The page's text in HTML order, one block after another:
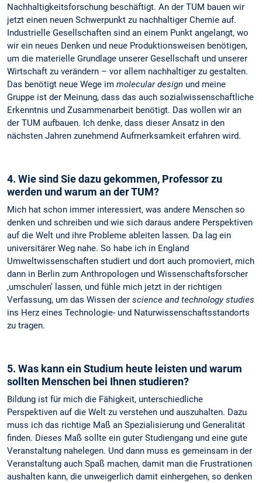
Nachhaltigkeitsforschung beschäftigt. An der TUM bauen wir
jetzt einen neuen Schwerpunkt zu nachhaltiger Chemie auf.
Industrielle Gesellschaften sind an einem Punkt angelangt, wo
wir ein neues Denken und neue Produktionsweisen benötigen,
um die materielle Grundlage unserer Gesellschaft und unserer
Wirtschaft zu verändern – vor allem nachhaltiger zu gestalten.
Das benötigt neue Wege im molecular design und meine
Gruppe ist der Meinung, dass das auch sozialwissenschaftliche
Erkenntnis und Zusammenarbeit benötigt. Das wollen wir an
der TUM aufbauen. Ich denke, dass dieser Ansatz in den
nächsten Jahren zunehmend Aufmerksamkeit erfahren wird.
4. Wie sind Sie dazu gekommen, Professor zu
werden und warum an der TUM?
Mich hat schon immer interessiert, was andere Menschen so
denken und schreiben und wie sich daraus andere Perspektiven
auf die Welt und ihre Probleme ableiten lassen. Da lag ein
universitärer Weg nahe. So habe ich in England
Umweltwissenschaften studiert und dort auch promoviert, mich
dann in Berlin zum Anthropologen und Wissenschaftsforscher
‚umschulen’ lassen, und fühle mich jetzt in der richtigen
Verfassung, um das Wissen der science and technology studies
ins Herz eines Technologie- und Naturwissenschaftsstandorts
zu tragen.
5. Was kann ein Studium heute leisten und warum
sollten Menschen bei Ihnen studieren?
Bildung ist für mich die Fähigkeit, unterschiedliche
Perspektiven auf die Welt zu verstehen und auszuhalten. Dazu
muss ich das richtige Maß an Spezialisierung und Generalität
finden. Dieses Maß sollte ein guter Studiengang und eine gute
Veranstaltung nahelegen. Und dann muss es gemeinsam in der
Veranstaltung auch Spaß machen, damit man die Frustrationen
aushalten kann, die unweigerlich damit einhergehen, so denken